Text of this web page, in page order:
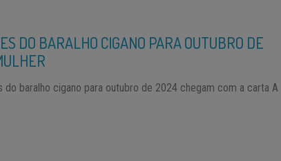
DO BARALHO CIGANO PARA OUTUBRO DE
do baralho cigano para outubro de 2024 chegam com a carta A